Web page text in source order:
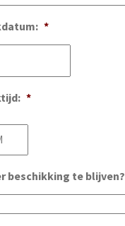
*
*
beschikking te blijven?